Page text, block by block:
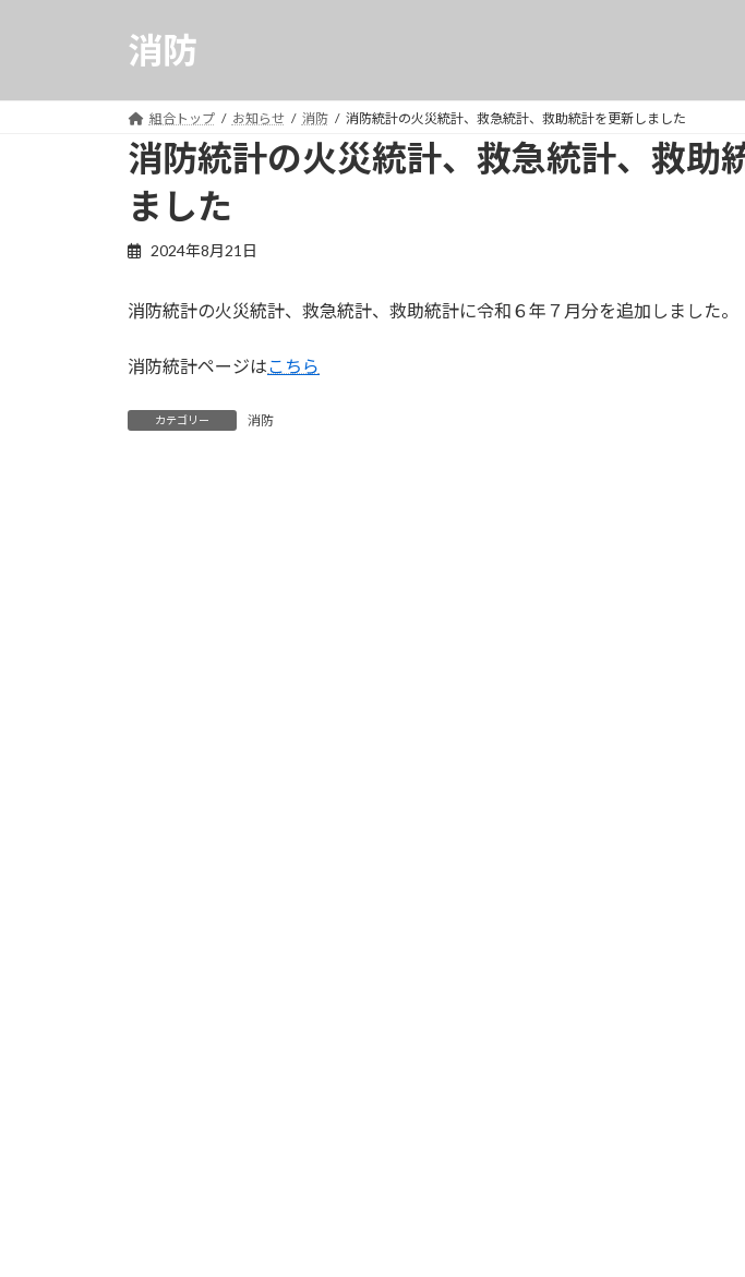
消防
組合トップ お知らせ 消防 消防統計の火災統計、救急統計、救助統計を更新しました
消防統計の火災統計、救急統計、救助
ました
2024年8月21日
消防統計の火災統計、救急統計、救助統計に令和６年７月分を追加しました。
消防統計ページはこちら
カテゴリー 消防